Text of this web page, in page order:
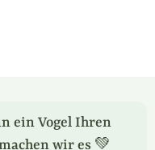
ein Vogel Ihren
wir es 💚